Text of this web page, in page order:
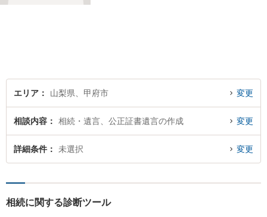
エリア 山梨県、甲府市 変更
相談内容 相続・遺言、公正証書遺言の作成 変更
詳細条件 未選択 変更
相続に関する診断ツール